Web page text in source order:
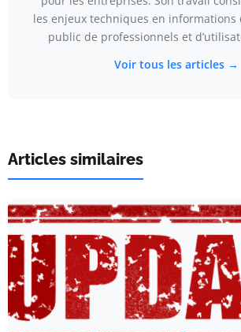
les enjeux techniques en informations
public de professionnels et
Voir tous les articles →
Articles similaires